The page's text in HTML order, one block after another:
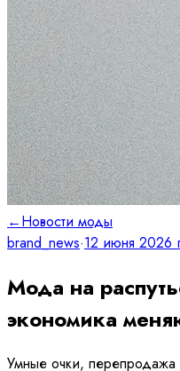
←Новости моды
brand_news·12 июня 2026
Мода на
экономика
Умные очки, перепродажа